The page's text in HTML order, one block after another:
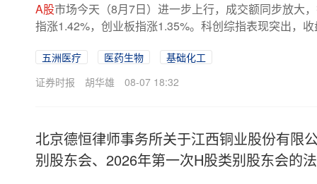
A股市场今天（8月7日）进一步上行，成交额同步放大
指涨1.42%，创业板指涨1.35%。科创综指表现突出，
五洲医疗 医药生物
基础化工
证券时报
胡华雄 08-07 18:32
北京德恒律师事务所关于江西铜业股份有限
别股东会、2026年第一次H股类别股东会的